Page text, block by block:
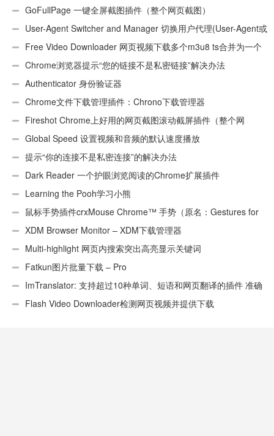
GoFullPage 一键全屏截图插件（整个网页截图）
User-Agent Switcher and Manager 切换用户代理(User-Agent或
UA)Free Video Downloader 网页视频下载多个m3u8 ts合并为一个
ts文件Chrome浏览器提示“您的链接不是私密链接”解决办法
Authenticator 身份验证器
Chrome文件下载管理插件：Chrono下载管理器
Fireshot Chrome上好用的网页截图滚动截屏插件（整个网
页）Global Speed 设置视频和音频的默认速度播放
提示“你的连接不是私密连接”的解决办法
Dark Reader 一个护眼浏览阅读的Chrome扩展插件
Learning the Pooh学习小熊
鼠标手势插件crxMouse Chrome™ 手势（原名：Gestures for
Chrome(TM)汉化版）
XDM Browser Monitor – XDM下载管理器
Multi-highlight 网页内搜索突出高亮显示关键词
Fatkun图片批量下载 – Pro
ImTranslator: 支持超过10种单词、短语和网页翻译的插件 准确
性不错Flash Video Downloader检测网页视频并提供下载